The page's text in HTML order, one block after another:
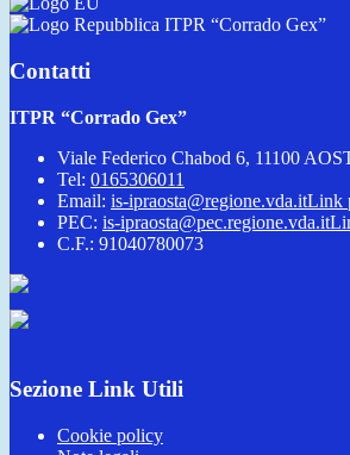
ITPR “Corrado Gex”
Contatti
ITPR “Corrado Gex”
Viale Federico Chabod 6, 11100
Tel: 0165306011
Email: is-ipraosta@regione.vda.itLink
PEC: is-ipraosta@pec.regione.vda.it
C.F.: 91040780073
Sezione Link Utili
Cookie policy